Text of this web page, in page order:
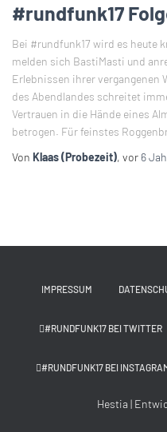
#rundfunk17
Bei #rundfunk17 wird es heute
melden sich BastiMasti und
Erlebnissen ihrer vergangenen
des Abendlandes schreitet
Vertrauen in die Hände eines
betrogen. Für feinstes
Von Klaas (Probezeit), vor 6
IMPRESSUM
#RUNDFUNK17 BEI TWITTER
#RUNDFUNK17 BEI
Hestia |